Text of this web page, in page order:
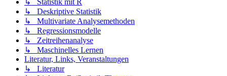
↳ Statistik mit R
↳ Deskriptive Statistik
↳ Multivariate Analysemethoden
↳ Regressionsmodelle
↳ Zeitreihenanalyse
↳ Maschinelles Lernen
Literatur, Links, Veranstaltungen
↳ Literatur